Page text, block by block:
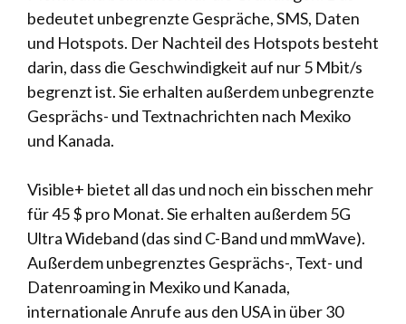
bedeutet unbegrenzte Gespräche, SMS, Daten
und Hotspots. Der Nachteil des Hotspots besteht
darin, dass die Geschwindigkeit auf nur 5 Mbit/s
begrenzt ist. Sie erhalten außerdem unbegrenzte
Gesprächs- und Textnachrichten nach Mexiko
und Kanada.
Visible+ bietet all das und noch ein bisschen mehr
für 45 $ pro Monat. Sie erhalten außerdem 5G
Ultra Wideband (das sind C-Band und mmWave).
Außerdem unbegrenztes Gesprächs-, Text- und
Datenroaming in Mexiko und Kanada,
internationale Anrufe aus den USA in über 30